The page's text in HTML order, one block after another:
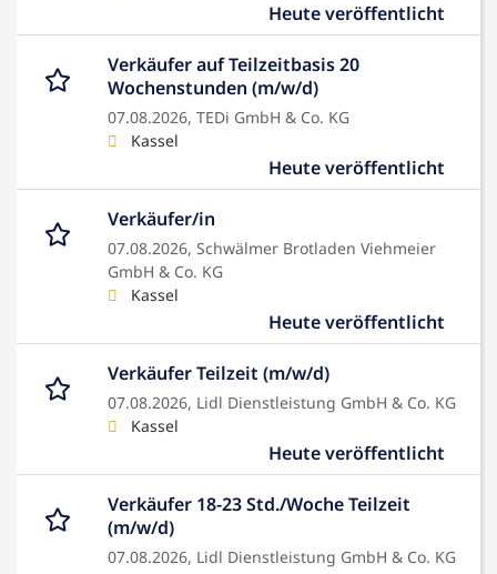
Heute veröffentlicht
Verkäufer auf Teilzeitbasis 20
Wochenstunden (m/w/d)
07.08.2026, TEDi GmbH & Co. KG
Kassel
Heute veröffentlicht
Verkäufer/in
07.08.2026, Schwälmer Brotladen Viehmeier
GmbH & Co. KG
Kassel
Heute veröffentlicht
Verkäufer Teilzeit (m/w/d)
07.08.2026, Lidl Dienstleistung GmbH & Co. KG
Kassel
Heute veröffentlicht
Verkäufer 18-23 Std./Woche Teilzeit
(m/w/d)
07.08.2026, Lidl Dienstleistung GmbH & Co. KG